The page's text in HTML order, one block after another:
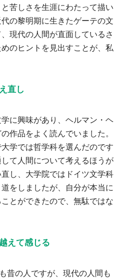
苦しさを生涯にわたって描い
の黎明期に生きたゲーテの文
現代の人間が直面しているさ
のヒントを見出すことが、私
直し
に興味があり、ヘルマン・ヘ
作品をよく読んでいました。
学では哲学科を選んだのです
て人間について考えるほうが
し、大学院ではドイツ文学科
をしましたが、自分が本当に
とができたので、無駄ではな
えて感じる
昔の人ですが、現代の人間も